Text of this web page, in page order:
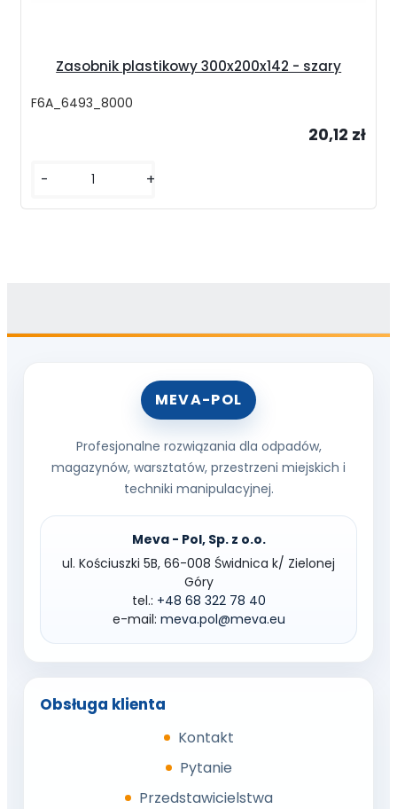
Zasobnik plastikowy 300x200x142 - szary
F6A_6493_8000
20,12 zł
- +
MEVA-POL
Profesjonalne rozwiązania dla odpadów,
magazynów, warsztatów, przestrzeni miejskich i
techniki manipulacyjnej.
Meva - Pol, Sp. z o.o.
ul. Kościuszki 5B, 66-008 Świdnica k/ Zielonej
Góry
tel.: +48 68 322 78 40
e-mail: meva.pol@meva.eu
Obsługa klienta
Kontakt
Pytanie
Przedstawicielstwa